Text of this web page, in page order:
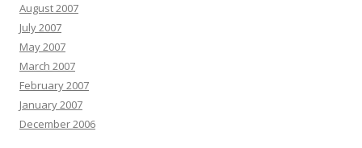
August 2007
July 2007
May 2007
March 2007
February 2007
January 2007
December 2006